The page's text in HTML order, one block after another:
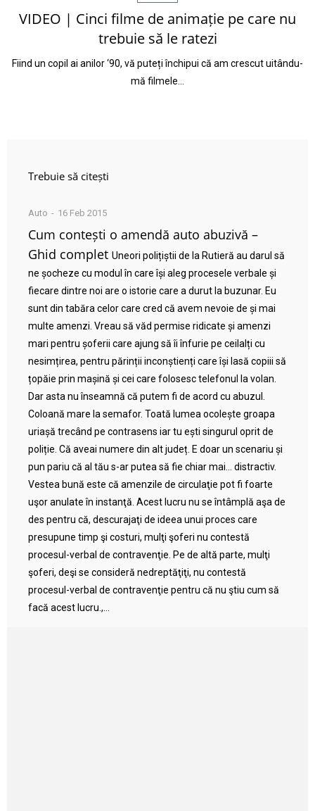
VIDEO | Cinci filme de animație pe care nu
trebuie să le ratezi
Fiind un copil ai anilor ‘90, vă puteți închipui că am crescut uitându-
mă filmele…
Trebuie să citești
Auto 16 Feb 2015
Cum contești o amendă auto abuzivă –
Ghid complet Uneori polițiștii de la Rutieră au darul să
ne șocheze cu modul în care își aleg procesele verbale și
fiecare dintre noi are o istorie care a durut la buzunar. Eu
sunt din tabăra celor care cred că avem nevoie de și mai
multe amenzi. Vreau să văd permise ridicate și amenzi
mari pentru șoferii care ajung să îi înfurie pe ceilalți cu
nesimțirea, pentru părinții inconștienți care își lasă copiii să
țopăie prin mașină și cei care folosesc telefonul la volan.
Dar asta nu înseamnă că putem fi de acord cu abuzul.
Coloană mare la semafor. Toată lumea ocolește groapa
uriașă trecând pe contrasens iar tu ești singurul oprit de
poliție. Că aveai numere din alt județ. E doar un scenariu și
pun pariu că al tău s-ar putea să fie chiar mai… distractiv.
Vestea bună este că amenzile de circulaţie pot fi foarte
uşor anulate în instanţă. Acest lucru nu se întâmplă aşa de
des pentru că, descurajaţi de ideea unui proces care
presupune timp şi costuri, mulţi şoferi nu contestă
procesul-verbal de contravenţie. Pe de altă parte, mulţi
şoferi, deşi se consideră nedreptăţiţi, nu contestă
procesul-verbal de contravenţie pentru că nu ştiu cum să
facă acest lucru.,...